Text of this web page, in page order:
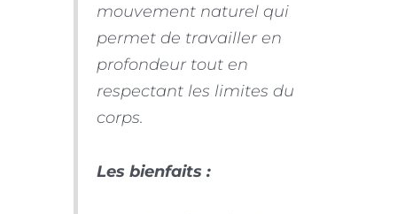
mouvement naturel qui
permet de travailler en
profondeur tout en
respectant les limites du
corps.
Les bienfaits :